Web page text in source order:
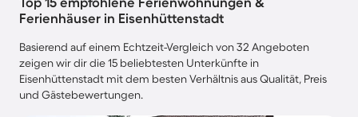
Ferienhäuser in Eisenhüttenstadt
Basierend auf einem Echtzeit-Vergleich von 32 Angeboten
zeigen wir dir die 15 beliebtesten Unterkünfte in
Eisenhüttenstadt mit dem besten Verhältnis aus Qualität, Preis
und Gästebewertungen.